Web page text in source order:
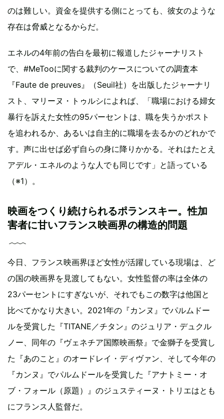
のは難しい。資金を提供する側にとっても、彼女のような
存在は脅威となるからだ。
エネルの4年前の告白を最初に報道したジャーナリスト
で、#MeTooに関する裁判のケースについての調査本
『Faute de preuves』（Seuil社）を出版したジャーナリ
スト、マリーヌ・トゥルシによれば、「職場における婦女
暴行を訴えた女性の95パーセントは、職を失うかポスト
を追われるか、あるいは自主的に職場を去るかのどれかで
す。声に出せば必ず自らの身に降りかかる。それはたとえ
アデル・エネルのような人でも同じです」と語っている
（※1）。
映画をつくり続けられるポランスキー。性加
害者に甘いフランス映画界の構造的問題
今日、フランス映画界ほど女性が活躍している現場は、ど
の国の映画界を見渡してもない。女性監督の率は全体の
23パーセントにすぎないが、それでもこの数字は他国と
比べてかなり大きい。2021年の『カンヌ』でパルムドー
ルを受賞した『TITANE／チタン』のジュリア・デュクル
ノー、同年の『ヴェネチア国際映画祭』で金獅子を受賞し
た『あのこと』のオードレイ・ディヴァン、そして今年の
『カンヌ』でパルムドールを受賞した『アナトミー・オ
ブ・フォール（原題）』のジュスティーヌ・トリエはとも
にフランス人監督だ。